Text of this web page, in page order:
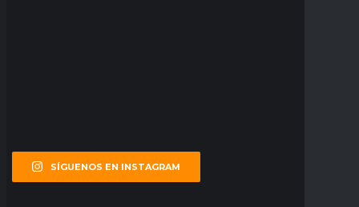
SÍGUENOS EN INSTAGRAM